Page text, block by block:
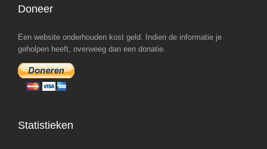
Doneer
Een website onderhouden kost geld. Indien de informatie je
geholpen heeft, overweeg dan een donatie.
Statistieken